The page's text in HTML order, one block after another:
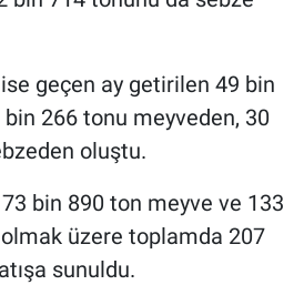
geçen ay getirilen 49 bin
266 tonu meyveden, 30
oluştu.
bin 890 ton meyve ve 133
üzere toplamda 207
sunuldu.